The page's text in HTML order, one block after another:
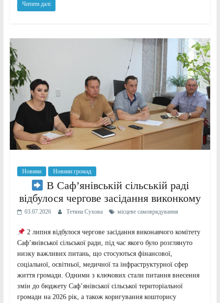
Читати далі
Новини Новини громад
В Саф’янівській сільській раді
відбулося чергове засідання виконкому
03.07.2026 Тетяна Сухова місцеве самоврядування
2 липня відбулося чергове засідання виконавчого комітету
Саф’янівської сільської ради, під час якого було розглянуто
низку важливих питань, що стосуються фінансової,
соціальної, освітньої, медичної та інфраструктурної сфер
життя громади. Одними з ключових стали питання внесення
змін до бюджету Саф’янівської сільської територіальної
громади на 2026 рік, а також коригування кошторису